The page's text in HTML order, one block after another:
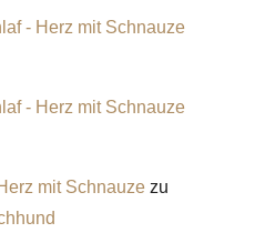
- Herz mit Schnauze
- Herz mit Schnauze
mit Schnauzezu